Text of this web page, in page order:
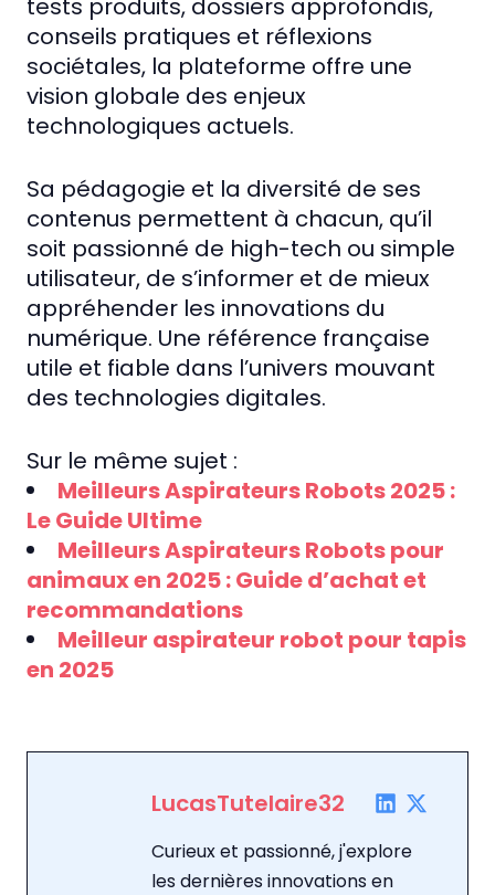
tests produits, dossiers approfondis,
conseils pratiques et réflexions
sociétales, la plateforme offre une
vision globale des enjeux
technologiques actuels.
Sa pédagogie et la diversité de ses
contenus permettent à chacun, qu’il
soit passionné de high-tech ou simple
utilisateur, de s’informer et de mieux
appréhender les innovations du
numérique. Une référence française
utile et fiable dans l’univers mouvant
des technologies digitales.
Sur le même sujet :
Meilleurs Aspirateurs Robots 2025 :
Le Guide Ultime
Meilleurs Aspirateurs Robots pour
animaux en 2025 : Guide d’achat et
recommandations
Meilleur aspirateur robot pour tapis
en 2025
LucasTutelaire32
Curieux et passionné, j'explore
les dernières innovations en